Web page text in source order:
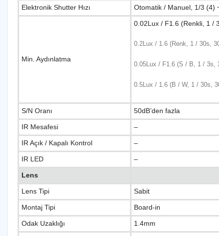
Elektronik Shutter Hızı Otomatik / Manuel, 1/3 (4)
Min. Aydınlatma
0.02Lux / F1.6 (Renkli, 1 /
0.2Lux / 1.6 (Renk, 1 / 30s,
0.05Lux / F1.6 (S / B, 1 / 3s,
0.5Lux / 1.6 (B / W, 1 / 30s,
S/N Oranı 50dB’den fazla
IR Mesafesi –
IR Açık / Kapalı Kontrol –
IR LED –
Lens
Lens Tipi Sabit
Montaj Tipi Board-in
Odak Uzaklığı 1.4mm